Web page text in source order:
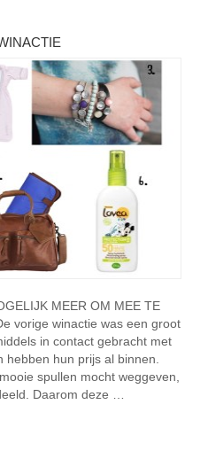
MEER OM MEE TE
vorige winactie was een groot
in contact gebracht met
hun prijs al binnen.
spullen mocht weggeven,
Daarom deze …